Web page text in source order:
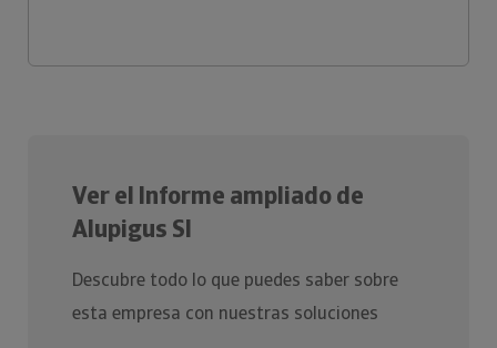
Ver el Informe ampliado de
Alupigus Sl
Descubre todo lo que puedes saber sobre
esta empresa con nuestras soluciones